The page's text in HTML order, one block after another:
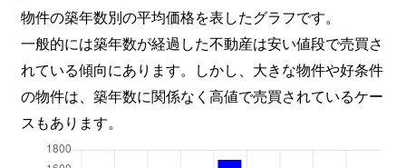
物件の築年数別の平均価格を表したグラフです。
一般的には築年数が経過した不動産は安い値段で売買さ
れている傾向にあります。しかし、大きな物件や好条件
の物件は、築年数に関係なく高値で売買されているケー
スもあります。